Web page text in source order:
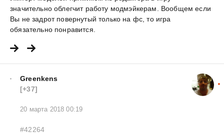
значительно облегчит работу модмэйкерам. Вообщем если
Вы не задрот повернутый только на фс, то игра
обязательно понравится.
Greenkens
[+37]
20 марта 2018 00:19
#42264